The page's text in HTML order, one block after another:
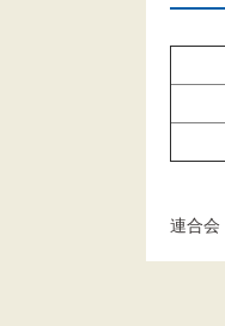
連合会